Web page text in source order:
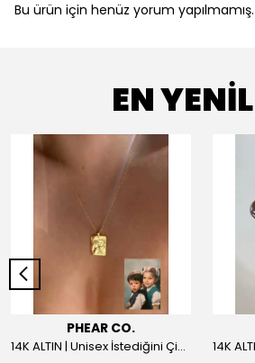
Bu ürün için henüz yorum yapılmamış.
EN
PHEAR CO.
14K ALTIN | Unisex İstediğini Çizdir Kolye